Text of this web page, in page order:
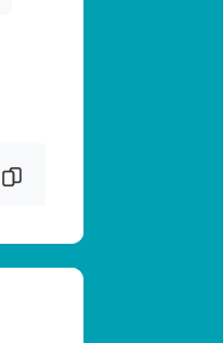
Copier l'extrait de